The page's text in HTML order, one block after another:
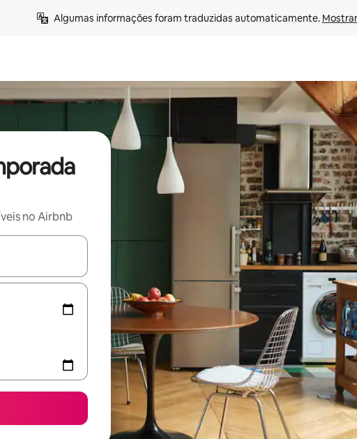
Algumas informações foram traduzidas automaticamente.
no Airbnb
explore-os usando as seta para cima e para baixo do teclado ou